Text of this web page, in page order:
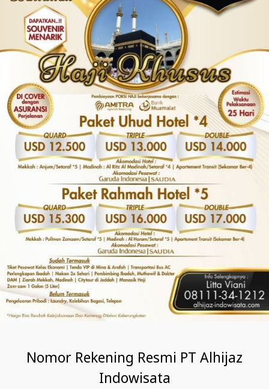
Nomor Rekening Resmi PT Alhijaz
Indowisata